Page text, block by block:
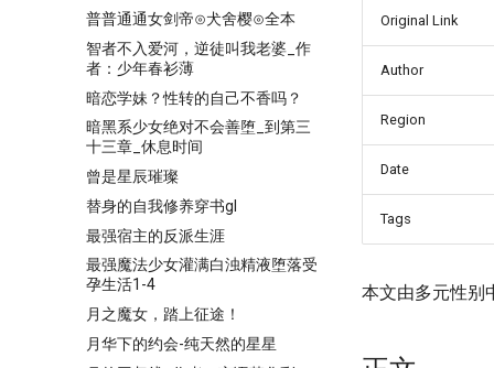
普普通通女剑帝⊙犬舍樱⊙全本
智者不入爱河，逆徒叫我老婆_作
者：少年春衫薄
暗恋学妹？性转的自己不香吗？
暗黑系少女绝对不会善堕_到第三
十三章_休息时间
曾是星辰璀璨
替身的自我修养穿书gl
最强宿主的反派生涯
最强魔法少女灌满白浊精液堕落受
孕生活1-4
月之魔女，踏上征途！
月华下的约会-纯天然的星星
Original Link
Author
Region
Date
Tags
本文由多元性别